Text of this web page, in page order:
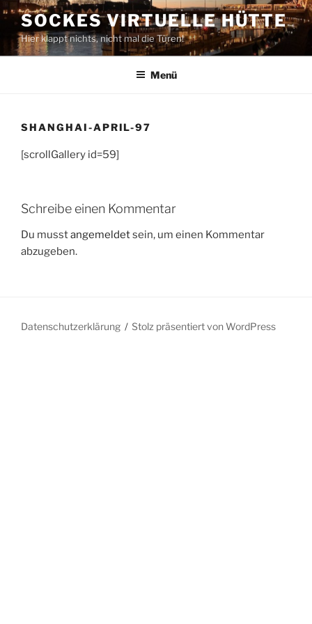
Zum
Inhalt
springen
SOCKES VIRTUELLE HÜTTE
Hier klappt nichts, nicht mal die Türen!
Menü
SHANGHAI-APRIL-97
[scrollGallery id=59]
Schreibe einen Kommentar
Du musstangemeldetsein, um einen Kommentar
abzugeben.
Datenschutzerklärung Stolz präsentiert von WordPress